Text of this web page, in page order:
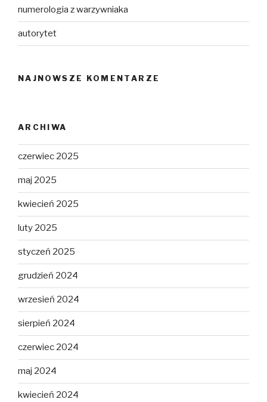
numerologia z warzywniaka
autorytet
NAJNOWSZE KOMENTARZE
ARCHIWA
czerwiec 2025
maj 2025
kwiecień 2025
luty 2025
styczeń 2025
grudzień 2024
wrzesień 2024
sierpień 2024
czerwiec 2024
maj 2024
kwiecień 2024